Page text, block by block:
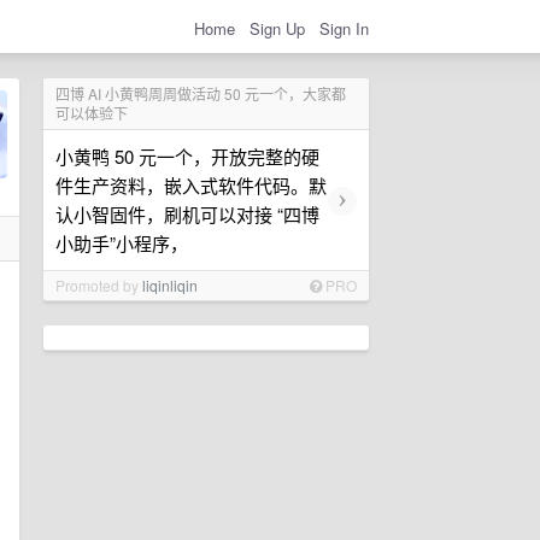
Home Sign Up Sign In
四博 AI 小黄鸭周周做活动 50 元一个，大家都
可以体验下
小黄鸭 50 元一个，开放完整的硬
件生产资料，嵌入式软件代码。默
认小智固件，刷机可以对接 “四博
小助手”小程序，
›
Promoted byliqinliqin PRO